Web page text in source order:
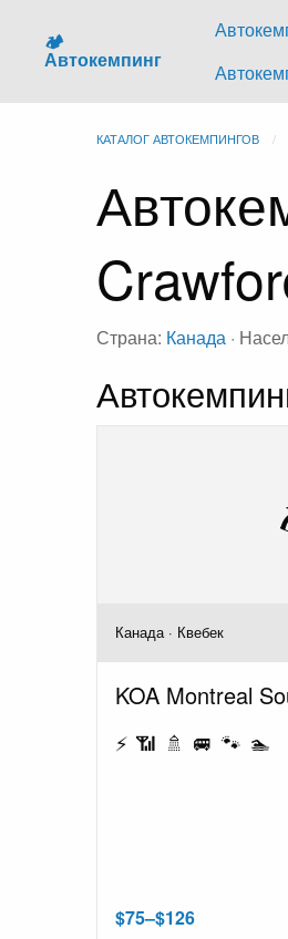
🏕️
Автокемпинг
КАТАЛОГ АВТОКЕМПИНГОВ
Страна: Канада ·
Канада · Квебек
KOA Montreal
⚡ 📶 🚿 🚐 🐾 🏊
$75–$126